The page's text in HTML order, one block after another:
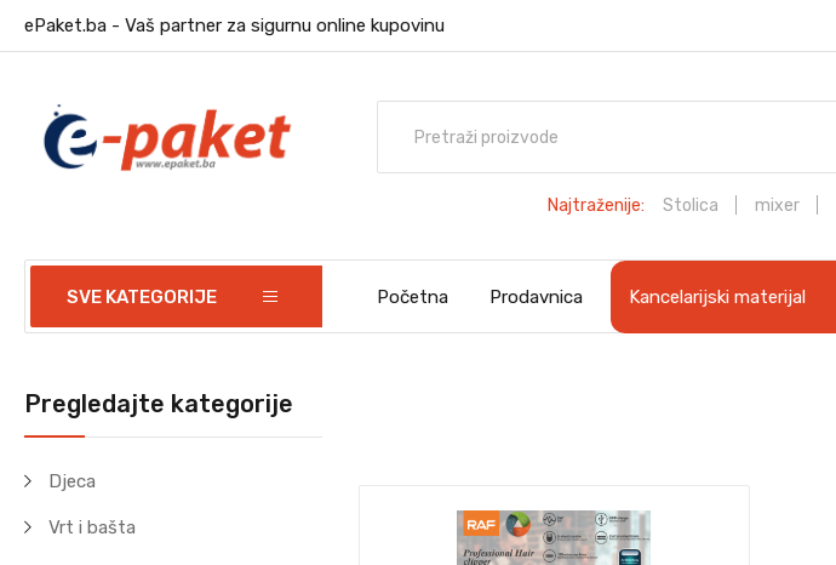
ePaket.ba - Vaš partner za sigurnu online kupovinu
Najtraženije: Stolica mixer
SVE KATEGORIJE Početna Prodavnica Kancelarijski materijal
Pregledajte kategorije
Djeca
Vrt i bašta